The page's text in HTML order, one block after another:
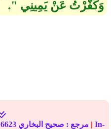
وَكَفَّرْتُ عَنْ يَمِينِي ‏"‏‏.‏
6623 مرجع : صحيح البخاري | In-